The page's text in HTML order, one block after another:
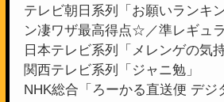
テレビ朝日系列「お願いランキ
ン凄ワザ最高得点☆／準レギュラ
日本テレビ系列「メレンゲの気持
関西テレビ系列「ジャニ勉」
NHK総合「ろーかる直送便 デジ